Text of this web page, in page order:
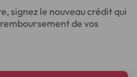
signez le nouveau crédit qui
de vos